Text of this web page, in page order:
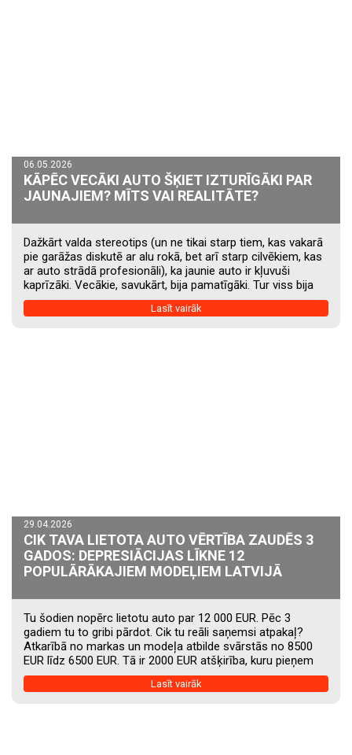
06.05.2026
KĀPĒC VECĀKI AUTO ŠĶIET IZTURĪGĀKI PAR
JAUNAJIEM? MĪTS VAI REALITĀTE?
Dažkārt valda stereotips (un ne tikai starp tiem, kas vakarā
pie garāžas diskutē ar alu rokā, bet arī starp cilvēkiem, kas
ar auto strādā profesionāli), ka jaunie auto ir kļuvuši
kaprīzāki. Vecākie, savukārt, bija pamatīgāki. Tur viss bija
vienkāršāks, robustāks, “no dzelzs, nevis no plastmasas”.
Ritošā daļa izturīgāka, motori nenobraucami, elektronika tik
Lasīt vairāk
29.04.2026
CIK TAVA LIETOTA AUTO VĒRTĪBA ZAUDĒS 3
GADOS: DEPRESIĀCIJAS LĪKNE 12
POPULĀRĀKAJIEM MODEĻIEM LATVIJĀ
Tu šodien nopērc lietotu auto par 12 000 EUR. Pēc 3
gadiem tu to gribi pārdot. Cik tu reāli saņemsi atpakaļ?
Atkarībā no markas un modeļa atbilde svārstās no 8500
EUR līdz 6500 EUR. Tā ir 2000 EUR atšķirība, kuru pieņem
jau pirkuma brīdī, kaut arī par to neviens nerunā. Šis raksts
parāda auto vērtības zudumu 3 gadu logā 12
Lasīt vairāk